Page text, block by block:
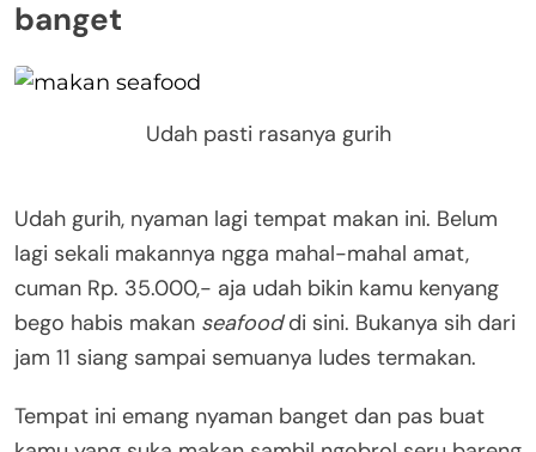
banget
Udah pasti rasanya gurih
Udah gurih, nyaman lagi tempat makan ini. Belum
lagi sekali makannya ngga mahal-mahal amat,
cuman Rp. 35.000,- aja udah bikin kamu kenyang
bego habis makan seafooddi sini. Bukanya sih dari
jam 11 siang sampai semuanya ludes termakan.
Tempat ini emang nyaman banget dan pas buat